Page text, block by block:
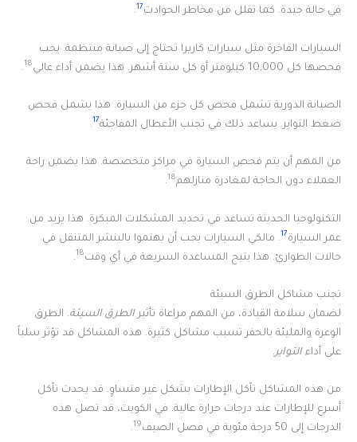
في حالة جيدة. كما تقلل من مخاطر الحوادث17
.
السيارات الفاخرة مثل سيارات كاريرا تحتاج إلى صيانة منتظمة. يجب
فحصها كل 10,000 كيلومتر أو كل ستة أشهر. هذا يضمن أداء عالي
18
.
الصيانة الدورية تشمل فحص كل جزء من السيارة. هذا يشمل فحص
ضغط التواير. يساعد ذلك في تجنب الأعطال المفاجئة17
.
من المهم أن يتم فحص السيارة في مراكز متخصصة. هذا يضمن راحة
العملاء دون الحاجة لمغادرة منازلهم18
.
التكنولوجيا الحديثة تساعد في تحديد المشكلات المبكرة. هذا يزيد من
عمر السيارة17. مالكي السيارات يجب أن يهتموا بالبنشر المتنقل في
حالات الطوارئ. هذا يتيح المساعدة السريعة في أي وقت18
.
تجنب مشاكل الطرق السيئة
لضمان سلامة القيادة، من المهم مراعاة تأثير الطرق السيئة. الطرق
الوعرة والمليئة بالحفر تسبب مشاكل كثيرة. هذه المشاكل قد تؤثر سلباً
على أداء التواير.
من هذه المشاكل تآكل الإطارات بشكل غير متساوٍ. قد يحدث تآكل
أسرع للإطارات عند درجات حرارة عالية. في الكويت، قد تصل هذه
الدرجات إلى 50 درجة مئوية في فصل الصيف
19
.